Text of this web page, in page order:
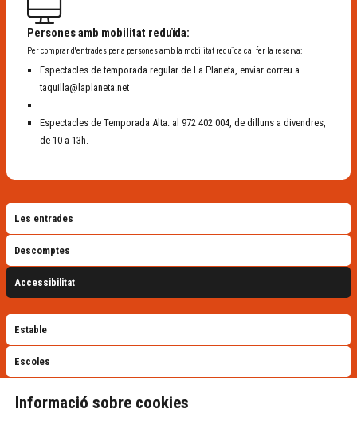
Persones amb mobilitat reduïda:
Per comprar d'entrades per a persones amb la mobilitat reduïda cal fer la reserva:
Espectacles de temporada regular de La Planeta, enviar correu a
taquilla@laplaneta.net
Espectacles de Temporada Alta: al 972 402 004, de dilluns a divendres,
de 10 a 13h.
Les entrades
Descomptes
Accessibilitat
Estable
Escoles
Informació sobre cookies